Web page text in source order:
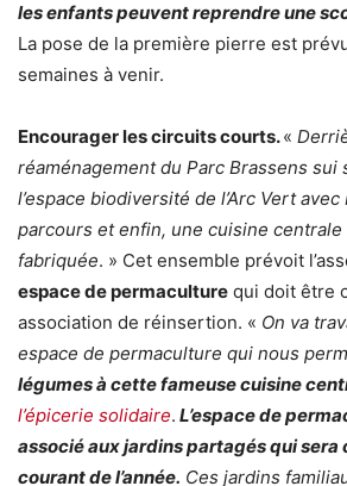
les enfants peuvent reprendre une
La pose de la première pierre est
semaines à venir.
Encourager les circuits courts.«
réaménagement du Parc Brassens sui
l’espace biodiversité de l’Arc Vert
parcours et enfin, une cuisine centrale
fabriquée. » Cet ensemble prévoit
espace de permaculture qui doit être
association de réinsertion. « On va
espace de permaculture qui nous
légumes à cette fameuse cuisine
l’épicerie solidaire. L’espace de
associé aux jardins partagés qui sera
courant de l’année. Ces jardins